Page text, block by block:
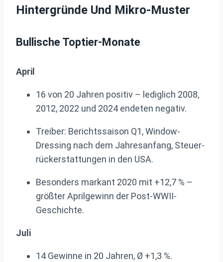
Hintergründe Und Mikro-Muster
Bullische Toptier-Monate
April
16 von 20 Jahren positiv – lediglich 2008,
2012, 2022 und 2024 endeten negativ.
Treiber: Berichtssaison Q1, Window-
Dressing nach dem Jahresanfang, Steuer­
rück­erstattungen in den USA.
Besonders markant 2020 mit +12,7 % –
größter Aprilgewinn der Post-WWII-
Geschichte.
Juli
14 Gewinne in 20 Jahren, Ø +1,3 %.